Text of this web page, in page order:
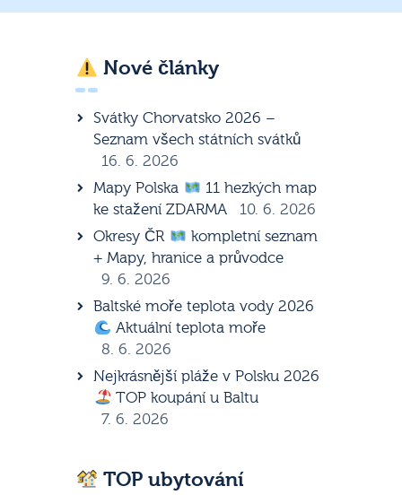
Nové články
Svátky Chorvatsko 2026 –
Seznam všech státních svátků
16. 6. 2026
Mapy Polska
11 hezkých map
ke stažení ZDARMA
10. 6. 2026
Okresy ČR
kompletní seznam
+ Mapy, hranice a průvodce
9. 6. 2026
Baltské moře teplota vody 2026
Aktuální teplota moře
8. 6. 2026
Nejkrásnější pláže v Polsku 2026
TOP koupání u Baltu
7. 6. 2026
TOP ubytování